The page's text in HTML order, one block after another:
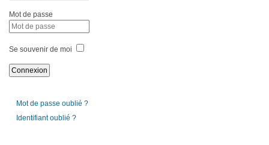
Mot de passe
Se souvenir de moi
Mot de passe oublié ?
Identifiant oublié ?